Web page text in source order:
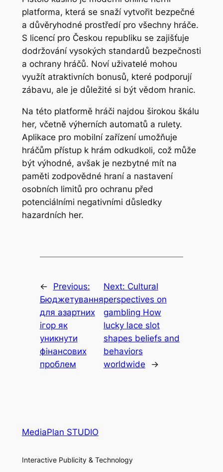
platforma, která se snaží vytvořit bezpečné
a důvěryhodné prostředí pro všechny hráče.
S licencí pro Českou republiku se zajišťuje
dodržování vysokých standardů bezpečnosti
a ochrany hráčů. Noví uživatelé mohou
využít atraktivních bonusů, které podporují
zábavu, ale je důležité si být vědom hranic.
Na této platformě hráči najdou širokou škálu
her, včetně výherních automatů a rulety.
Aplikace pro mobilní zařízení umožňuje
hráčům přístup k hrám odkudkoli, což může
být výhodné, avšak je nezbytné mít na
paměti zodpovědné hraní a nastavení
osobních limitů pro ochranu před
potenciálními negativními důsledky
hazardních her.
←
Previous:
Бюджетування
для азартних
ігор як
уникнути
фінансових
проблем
Next: Cultural
perspectives on
gambling How
lucky lace slot
shapes beliefs and
behaviors
worldwide
→
MediaPlan STUDIO
Interactive Publicity & Technology